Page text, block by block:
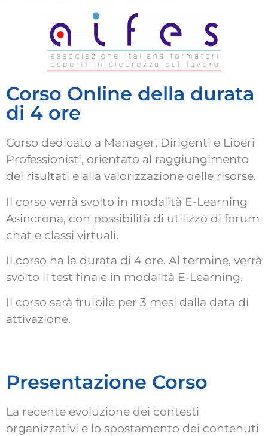
Corso Online della durata
di 4 ore
Corso dedicato a Manager, Dirigenti e Liberi
Professionisti, orientato al raggiungimento
dei risultati e alla valorizzazione delle risorse.
Il corso verrà svolto in modalità E-Learning
Asincrona, con possibilità di utilizzo di forum
chat e classi virtuali.
Il corso ha la durata di 4 ore. Al termine, verrà
svolto il test finale in modalità E-Learning.
Il corso sarà fruibile per 3 mesi dalla data di
attivazione.
Presentazione Corso
La recente evoluzione dei contesti
organizzativi e lo spostamento dei contenuti